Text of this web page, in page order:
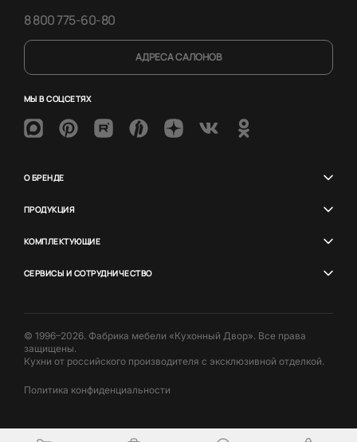
8 800 775-60-80
АДРЕСА САЛОНОВ
МЫ В СОЦСЕТЯХ
О БРЕНДЕ
ПРОДУКЦИЯ
КОМПЛЕКТУЮЩИЕ
СЕРВИСЫ И СОТРУДНИЧЕСТВО
© 1996–2026. Фабрика мебели «Кухонный Двор». Все права
защищены.
Кухни от российского производителя с эксклюзивной отделкой.
Политика конфиденциальности